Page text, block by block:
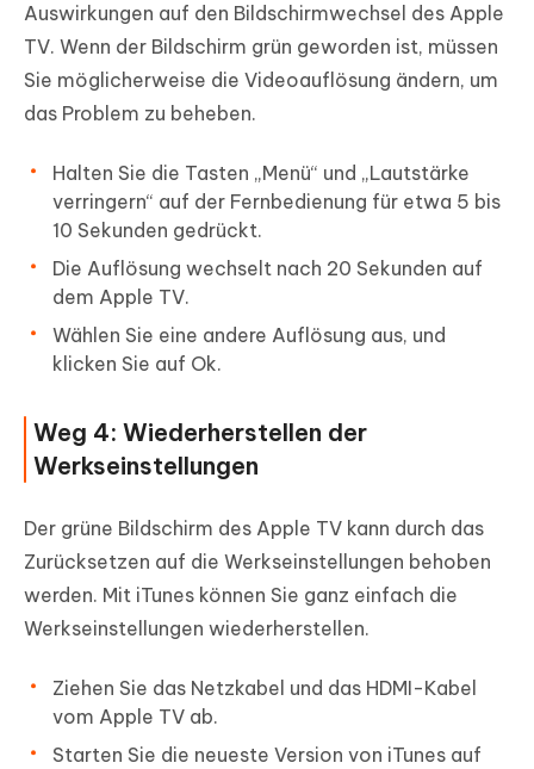
Auswirkungen auf den Bildschirmwechsel des Apple
TV. Wenn der Bildschirm grün geworden ist, müssen
Sie möglicherweise die Videoauflösung ändern, um
das Problem zu beheben.
Halten Sie die Tasten „Menü“ und „Lautstärke
verringern“ auf der Fernbedienung für etwa 5 bis
10 Sekunden gedrückt.
Die Auflösung wechselt nach 20 Sekunden auf
dem Apple TV.
Wählen Sie eine andere Auflösung aus, und
klicken Sie auf Ok.
Weg 4: Wiederherstellen der
Werkseinstellungen
Der grüne Bildschirm des Apple TV kann durch das
Zurücksetzen auf die Werkseinstellungen behoben
werden. Mit iTunes können Sie ganz einfach die
Werkseinstellungen wiederherstellen.
Ziehen Sie das Netzkabel und das HDMI-Kabel
vom Apple TV ab.
Starten Sie die neueste Version von iTunes auf